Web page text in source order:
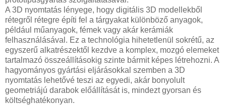
A 3D nyomtatás lényege, hogy digitális 3D modellekből
rétegről rétegre építi fel a tárgyakat különböző anyagok,
például műanyagok, fémek vagy akár kerámiák
felhasználásával. Ez a technológia hihetetlenül sokrétű, az
egyszerű alkatrészektől kezdve a komplex, mozgó elemeket
tartalmazó összeállításokig szinte bármit képes létrehozni. A
hagyományos gyártási eljárásokkal szemben a 3D
nyomtatás lehetővé teszi az egyedi, akár bonyolult
geometriájú darabok előállítását is, mindezt gyorsan és
költséghatékonyan.